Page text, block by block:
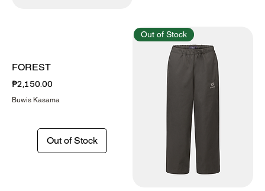
Out of Stock
FOREST
Presyo
₱2,150.00
Buwis Kasama
Out of Stock